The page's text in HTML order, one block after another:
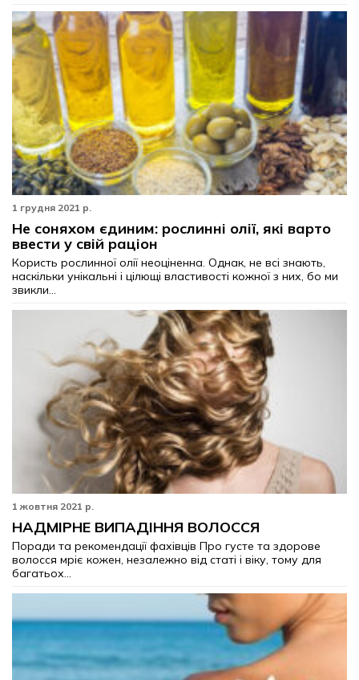
1 грудня 2021 р.
Не соняхом єдиним: рослинні олії, які варто
ввести у свій раціон
Користь рослинної олії неоціненна. Однак, не всі знають,
наскільки унікальні і цілющі властивості кожної з них, бо ми
звикли...
1 жовтня 2021 р.
НАДМІРНЕ ВИПАДІННЯ ВОЛОССЯ
Поради та рекомендації фахівців Про густе та здорове
волосся мріє кожен, незалежно від статі і віку, тому для
багатьох...